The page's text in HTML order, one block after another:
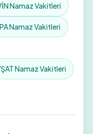
Namaz Vakitleri
Namaz Vakitleri
Namaz Vakitleri